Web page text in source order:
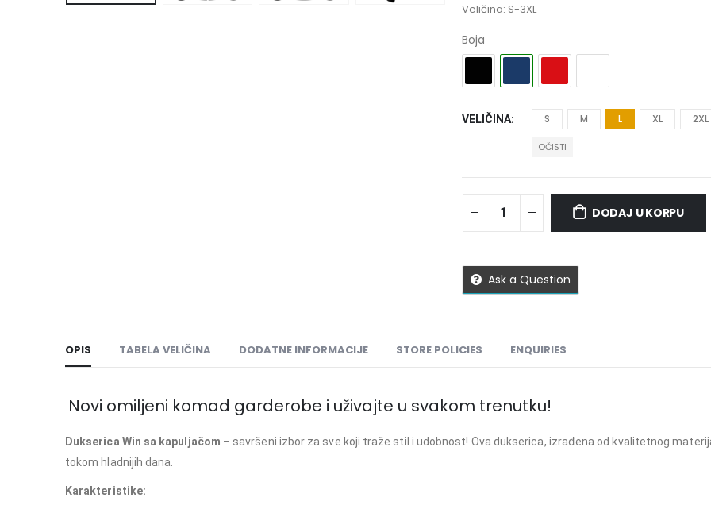
Veličina: S-3XL
Boja
VELIČINA S M L XL 2XL
OČISTI
DODAJ U KORPU
Ask a Question
OPIS TABELA VELIČINA DODATNE INFORMACIJE STORE POLICIES ENQUIRIES
Novi omiljeni komad garderobe i uživajte u svakom trenutku!
Dukserica Win sa kapuljačom – savršeni izbor za sve koji traže stil i udobnost! Ova dukserica, izrađena od kvalitetnog
tokom hladnijih dana.
Karakteristike: